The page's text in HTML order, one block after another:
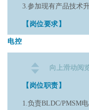
2.熟悉至少一种常用
LIOSAM、LOAM
等；
3.有过人形机器人实
IMU，实时定位信息
4.熟悉ROS/ROS2，
5.熟悉规划导航相关
3.参加现有产品技术
【岗位要求】
2.熟悉减速机，电
人/多旋翼无人机开发
3.熟悉常用材料特性
电控
向上滑动阅
【岗位职责】
1.负责BLDC/PMSM